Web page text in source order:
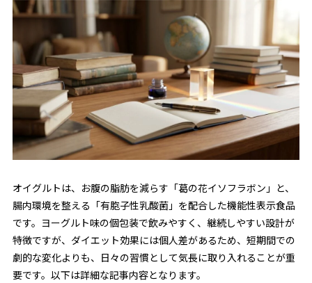
オイグルトは、お腹の脂肪を減らす「葛の花イソフラボン」と、
腸内環境を整える「有胞子性乳酸菌」を配合した機能性表示食品
です。ヨーグルト味の個包装で飲みやすく、継続しやすい設計が
特徴ですが、ダイエット効果には個人差があるため、短期間での
劇的な変化よりも、日々の習慣として気長に取り入れることが重
要です。以下は詳細な記事内容となります。